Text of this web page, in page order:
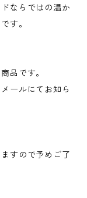
ならではの温か
す。
品です。
ールにてお知ら
すので予めご了